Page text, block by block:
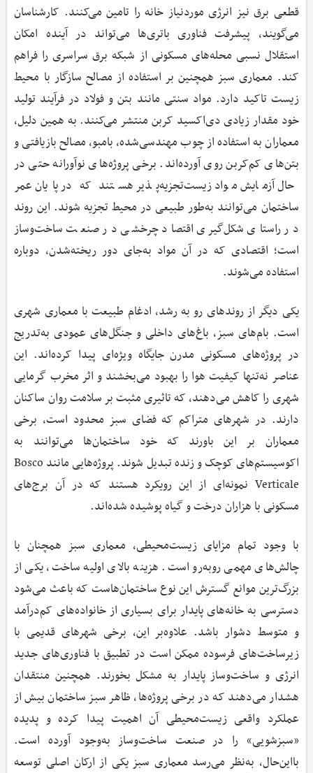
قطعی برق نیز انرژی موردنیاز خانه را تامین می‌کنند. کارشناسان
می‌گویند، پیشرفت فناوری باتری‌ها می‌تواند در آینده امکان
استقلال نسبی محله‌های مسکونی از شبکه برق سراسری را فراهم
کند. معماری سبز همچنین بر استفاده از مصالح سازگار با محیط
زیست تاکید دارد. مواد سنتی مانند بتن و فولاد در فرآیند تولید
خود مقدار زیادی دی‌اکسید کربن منتشر می‌کنند. به همین دلیل،
معماران به استفاده از چوب مهندسی‌شده، بامبو، مصالح بازیافتی و
بتن‌های کم‌کربن روی آورده‌اند. برخی پروژه‌های نوآورانه حتی در
حال آزمایش مواد زیست‌تجزیه‌پذیر هستند که در پایان عمر
ساختمان می‌توانند به‌طور طبیعی در محیط تجزیه شوند. این روند
در راستای شکل‌گیری اقتصاد چرخشی در صنعت ساخت‌وساز
است؛ اقتصادی که در آن مواد به‌جای دور ریخته‌شدن، دوباره
استفاده می‌شوند.
یکی دیگر از روندهای رو به رشد، ادغام طبیعت با معماری شهری
است. بام‌های سبز، باغ‌های داخلی و جنگل‌های عمودی به‌تدریج
در پروژه‌های مسکونی مدرن جایگاه ویژه‌ای پیدا کرده‌اند. این
عناصر نه‌تنها کیفیت هوا را بهبود می‌بخشند و اثر مخرب گرمایی
شهری را کاهش می‌دهند، که تاثیری مثبت بر سلامت روان ساکنان
دارند. در شهرهای متراکم که فضای سبز محدود است، برخی
معماران بر این باورند که خود ساختمان‌ها می‌توانند به
اکوسیستم‌های کوچک و زنده تبدیل شوند. پروژه‌هایی مانند Bosco
Verticale نمونه‌ای از این رویکرد هستند که در آن برج‌های
مسکونی با هزاران درخت و گیاه پوشیده شده‌اند.
با وجود تمام مزایای زیست‌محیطی، معماری سبز همچنان با
چالش‌های مهمی روبه‌رو است. هزینه بالای اولیه ساخت، یکی از
بزرگ‌ترین موانع گسترش این نوع ساختمان‌هاست که باعث می‌شود
دسترسی به خانه‌های پایدار برای بسیاری از خانواده‌های کم‌درآمد
و متوسط دشوار باشد. علاوه‌بر این، برخی شهرهای قدیمی با
زیرساخت‌های فرسوده ممکن است در تطبیق با فناوری‌های جدید
انرژی و ساخت‌وساز پایدار به مشکل بخورند. همچنین منتقدان
هشدار می‌دهند که در برخی پروژه‌ها، ظاهر سبز ساختمان بیش از
عملکرد واقعی زیست‌محیطی آن اهمیت پیدا کرده و پدیده
«سبزشویی» را در صنعت ساخت‌وساز به‌وجود آورده است.
بااین‌حال، به‌نظر می‌رسد معماری سبز یکی از ارکان اصلی توسعه